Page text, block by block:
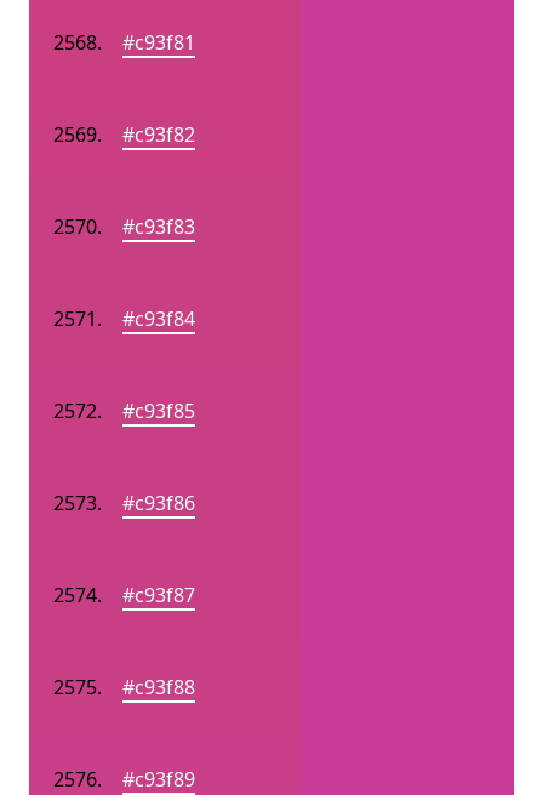
#c93f81
#c93f82
#c93f83
#c93f84
#c93f85
#c93f86
#c93f87
#c93f88
#c93f89